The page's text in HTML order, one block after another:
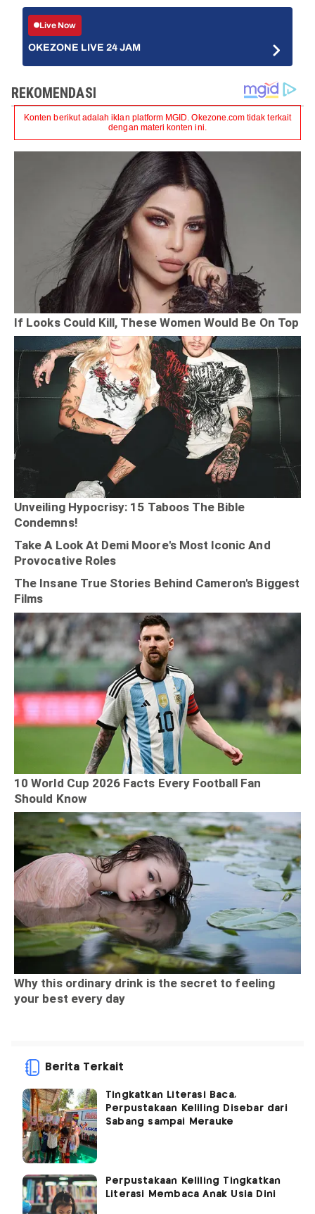
Live Now
OKEZONE LIVE 24 JAM
Berita Terkait
Tingkatkan Literasi Baca,
Perpustakaan Keliling Disebar dari
Sabang sampai Merauke
Perpustakaan Keliling Tingkatkan
Literasi Membaca Anak Usia Dini